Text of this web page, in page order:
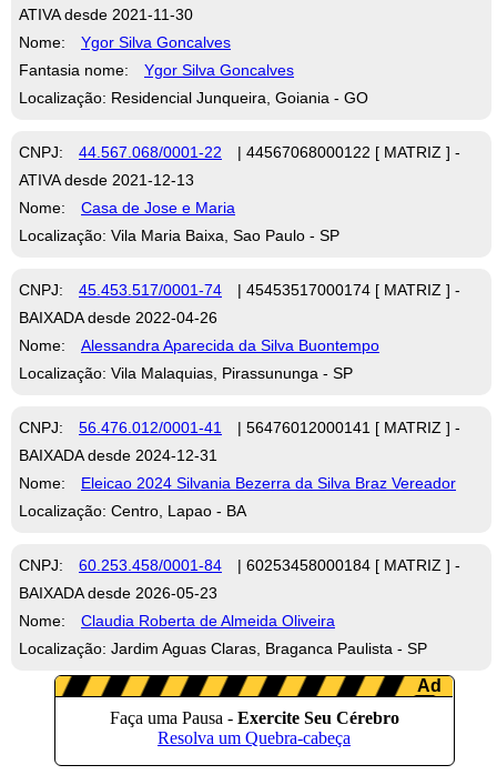
ATIVA desde 2021-11-30
Nome:
Ygor Silva Goncalves
Fantasia nome:
Ygor Silva Goncalves
Localização: Residencial Junqueira, Goiania - GO
CNPJ: 44.567.068/0001-22
| 44567068000122 [ MATRIZ ] -
ATIVA desde 2021-12-13
Nome:
Casa de Jose e Maria
Localização: Vila Maria Baixa, Sao Paulo - SP
CNPJ: 45.453.517/0001-74
| 45453517000174 [ MATRIZ ] -
BAIXADA desde 2022-04-26
Nome:
Alessandra Aparecida da Silva Buontempo
Localização: Vila Malaquias, Pirassununga - SP
CNPJ: 56.476.012/0001-41
| 56476012000141 [ MATRIZ ] -
BAIXADA desde 2024-12-31
Nome:
Eleicao 2024 Silvania Bezerra da Silva Braz Vereador
Localização: Centro, Lapao - BA
CNPJ: 60.253.458/0001-84
| 60253458000184 [ MATRIZ ] -
BAIXADA desde 2026-05-23
Nome:
Claudia Roberta de Almeida Oliveira
Localização: Jardim Aguas Claras, Braganca Paulista - SP